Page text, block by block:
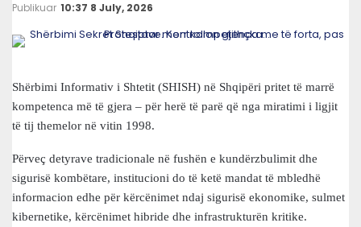
Publikuar 10:37 8 July, 2026
Shërbimi Informativ i Shtetit (SHISH) në Shqipëri pritet të marrë
kompetenca më të gjera – për herë të parë që nga miratimi i ligjit
të tij themelor në vitin 1998.
Përveç detyrave tradicionale në fushën e kundërzbulimit dhe
sigurisë kombëtare, institucioni do të ketë mandat të mbledhë
informacion edhe për kërcënimet ndaj sigurisë ekonomike, sulmet
kibernetike, kërcënimet hibride dhe infrastrukturën kritike.